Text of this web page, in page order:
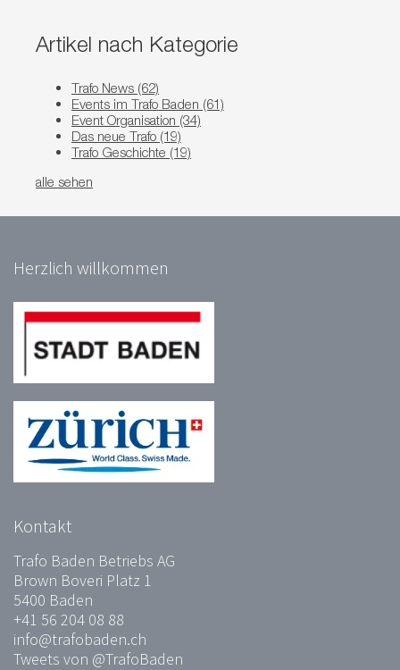
Artikel nach Kategorie
Trafo News (62)
Events im Trafo Baden (61)
Event Organisation (34)
Das neue Trafo (19)
Trafo Geschichte (19)
alle sehen
Herzlich willkommen
Kontakt
Trafo Baden Betriebs AG
Brown Boveri Platz 1
5400 Baden
+41 56 204 08 88
info@trafobaden.ch
Tweets von @TrafoBaden